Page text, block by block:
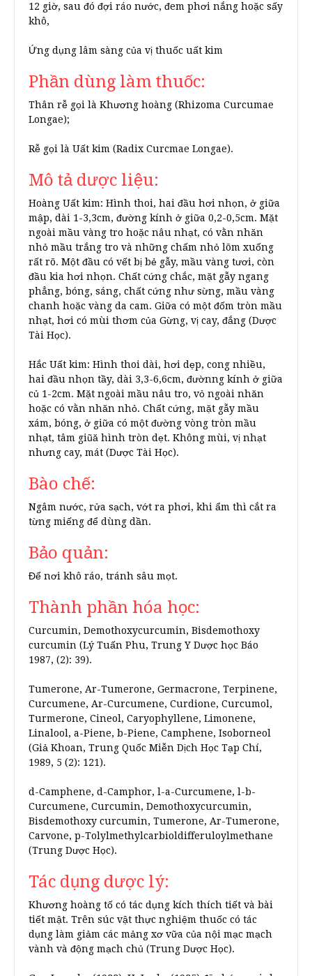
12 giờ, sau đó đợi ráo nước, đem phơi nắng hoặc sấy
khô,
Ứng dụng lâm sàng của vị thuốc uất kim
Phần dùng làm thuốc:
Thân rễ gọi là Khương hoàng (Rhizoma Curcumae
Longae);
Rễ gọi là Uất kim (Radix Curcmae Longae).
Mô tả dược liệu:
Hoàng Uất kim: Hình thoi, hai đầu hơi nhọn, ở giữa
mập, dài 1-3,3cm, đường kính ở giữa 0,2-0,5cm. Mặt
ngoài mầu vàng tro hoặc nâu nhạt, có vằn nhăn
nhỏ mầu trắng tro và những chấm nhỏ lõm xuống
rất rõ. Một đầu có vết bị bẻ gẫy, mầu vàng tươi, còn
đầu kia hơi nhọn. Chất cứng chắc, mặt gẫy ngang
phẳng, bóng, sáng, chất cứng như sừng, mầu vàng
chanh hoặc vàng da cam. Giữa có một đốm tròn mầu
nhạt, hơi có mùi thơm của Gừng, vị cay, đắng (Dược
Tài Học).
Hắc Uất kim: Hình thoi dài, hơi dẹp, cong nhiều,
hai đầu nhọn tầy, dài 3,3-6,6cm, đườnng kính ở giữa
củ 1-2cm. Mặt ngoài mầu nâu tro, vỏ ngoài nhăn
hoặc có vằn nhăn nhỏ. Chất cứng, mặt gẫy mầu
xám, bóng, ở giữa có một đường vòng tròn mầu
nhạt, tâm giũă hình tròn dẹt. Không mùi, vị nhạt
nhưng cay, mát (Dược Tài Học).
Bào chế:
Ngâm nước, rửa sạch, vớt ra phơi, khi ẩm thì cắt ra
từng miếng để dùng dần.
Bảo quản:
Để nơi khô ráo, tránh sâu mọt.
Thành phần hóa học:
Curcumin, Demothoxycurcumin, Bisdemothoxy
curcumin (Lý Tuấn Phu, Trung Y Dược học Báo
1987, (2): 39).
Tumerone, Ar-Tumerone, Germacrone, Terpinene,
Curcumene, Ar-Curcumene, Curdione, Curcumol,
Turmerone, Cineol, Caryophyllene, Limonene,
Linalool, a-Piene, b-Piene, Camphene, Isoborneol
(Giả Khoan, Trung Quốc Miễn Dịch Học Tạp Chí,
1989, 5 (2): 121).
d-Camphene, d-Camphor, l-a-Curcumene, l-b-
Curcumene, Curcumin, Demothoxycurcumin,
Bisdemothoxy curcumin, Tumerone, Ar-Tumerone,
Carvone, p-Tolylmethylcarbioldifferuloylmethane
(Trung Dược Học).
Tác dụng dược lý:
Khương hoàng tố có tác dụng kích thích tiết và bài
tiết mật. Trên súc vật thực nghiệm thuốc có tác
dụng làm giảm các mảng xơ vữa của nội mạc mạch
vành và động mạch chủ (Trung Dược Học).